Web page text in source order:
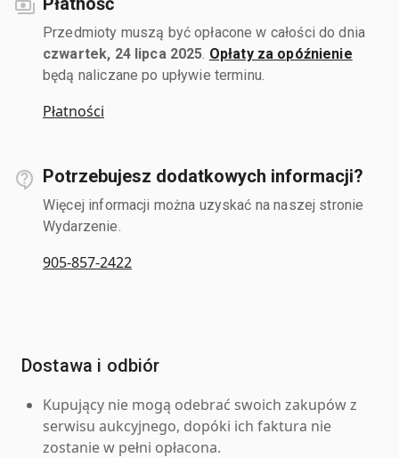
Przedmioty muszą być opłacone w całości do dnia
czwartek, 24 lipca 2025 Opłaty za opóźnienie
będą naliczane po upływie terminu.
Płatności
Potrzebujesz dodatkowych informacji?
Więcej informacji można uzyskać na naszej stronie
Wydarzenie.
905-857-2422
Dostawa i odbiór
Kupujący nie mogą odebrać swoich zakupów z
serwisu aukcyjnego, dopóki ich faktura nie
zostanie w pełni opłacona.